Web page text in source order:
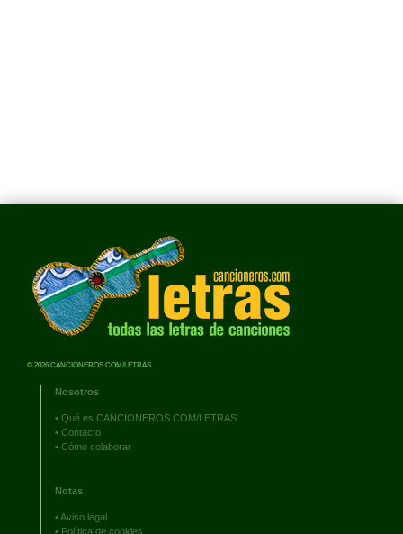
© 2026 CANCIONEROS.COM/LETRAS
Nosotros
• Qué es CANCIONEROS.COM/LETRAS
• Contacto
• Cómo colaborar
Notas
•Aviso legal
• Política de cookies